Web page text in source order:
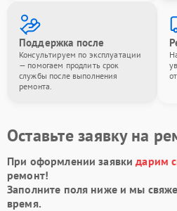
Поддержка после
Консультируем по эксплуатации
— помогаем продлить срок
службы после выполнения
ремонта.
Оставьте заявку на
При оформлении заявкидарим
ремонт!
Заполните поля ниже и мы
время.